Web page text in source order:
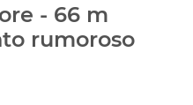
- 66 m
rumoroso